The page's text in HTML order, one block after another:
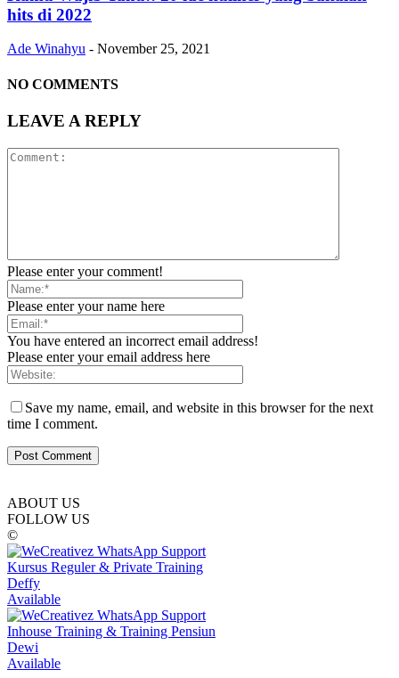
hits di 2022
Ade Winahyu - November 25, 2021
NO COMMENTS
LEAVE A REPLY
Please enter your comment!
Please enter your name here
You have entered an incorrect email address!
Please enter your email address here
Save my name, email, and website in this browser for the next
time I comment.
ABOUT US
FOLLOW US
©
Kursus Reguler & Private Training
Deffy
Available
Inhouse Training & Training Pensiun
Dewi
Available